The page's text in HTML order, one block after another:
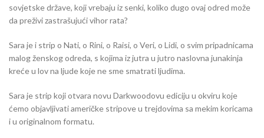
sovjetske države, koji vrebaju iz senki, koliko dugo ovaj odred može
da preživi zastrašujući vihor rata?
Sara je i strip o Nati, o Rini, o Raisi, o Veri, o Lidi, o svim pripadnicama
malog ženskog odreda, s kojima iz jutra u jutro naslovna junakinja
kreće u lov na ljude koje ne sme smatrati ljudima.
Sara je strip koji otvara novu Darkwoodovu ediciju u okviru koje
ćemo objavljivati američke stripove u trejdovima sa mekim koricama
i u originalnom formatu.